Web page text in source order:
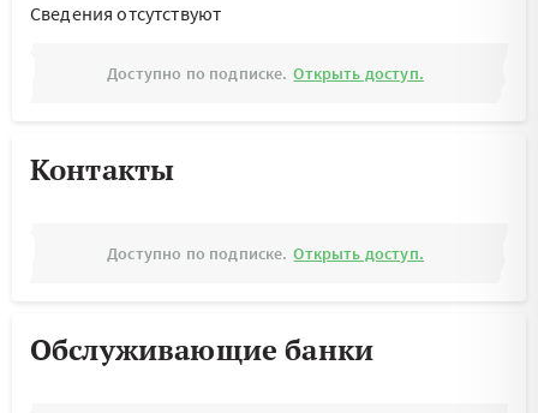
Cведения отсутствуют
Доступно по подписке. Открыть доступ.
Контакты
Доступно по подписке. Открыть доступ.
Обслуживающие банки